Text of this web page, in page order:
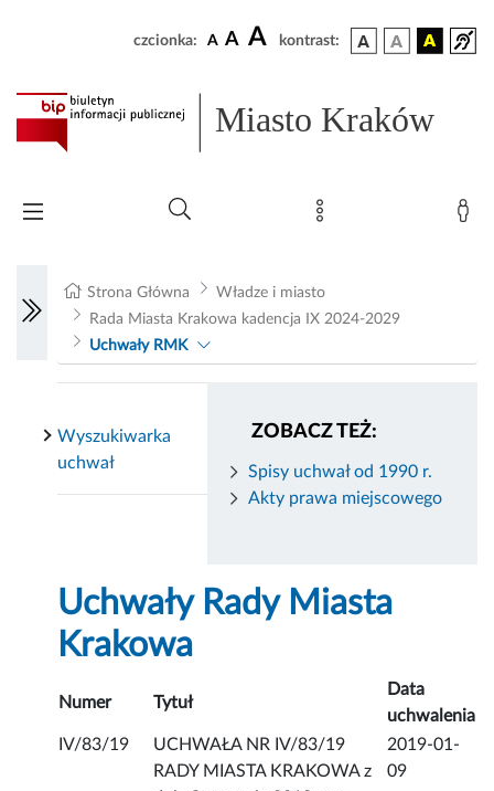
czcionka: A A A kontrast:
Miasto Kraków
Strona Główna
Władze i miasto
Rada Miasta Krakowa kadencja IX 2024-2029
Uchwały RMK
ZOBACZ TEŻ:
Spisy uchwał od 1990 r.
Akty prawa miejscowego
Wyszukiwarka
uchwał
Uchwały Rady Miasta
Krakowa
Numer Tytuł
Data
uchwalenia
IV/83/19
UCHWAŁA NR IV/83/19
RADY MIASTA KRAKOWA z
2019-01-
09